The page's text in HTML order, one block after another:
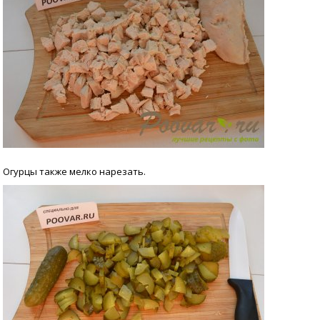
Огурцы также мелко нарезать.